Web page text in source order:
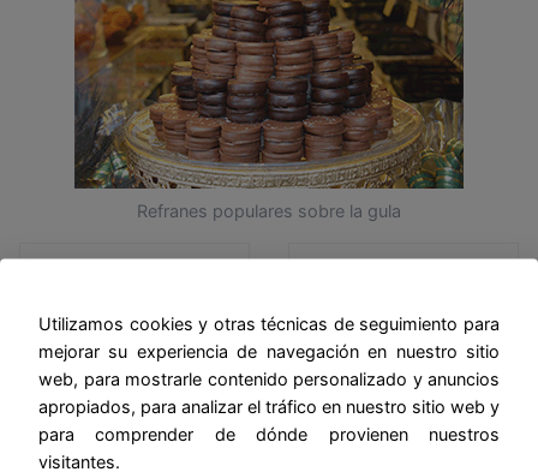
Refranes populares sobre la gula
Utilizamos cookies y otras técnicas de seguimiento para
mejorar su experiencia de navegación en nuestro sitio
web, para mostrarle contenido personalizado y anuncios
apropiados, para analizar el tráfico en nuestro sitio web y
para comprender de dónde provienen nuestros
visitantes.